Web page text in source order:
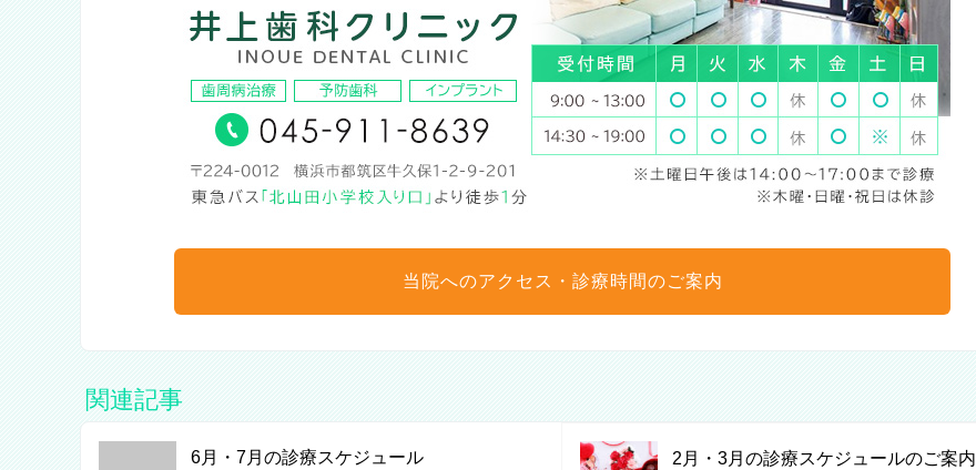
当院へのアクセス・診療時間のご案内
関連記事
6月・7月の診療スケジュール 2月・3月の診療スケジュールのご案内